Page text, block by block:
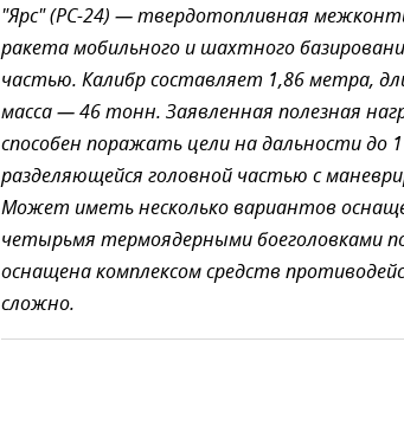
"Ярс" (РС-24) — твердотопливная
ракета мобильного и шахтного
частью. Калибр составляет 1,86 метра,
масса — 46 тонн. Заявленная полезная
способен поражать цели на дальности до
разделяющейся головной частью с
Может иметь несколько вариантов
четырьмя термоядерными боеголовками
оснащена комплексом средств
сложно.